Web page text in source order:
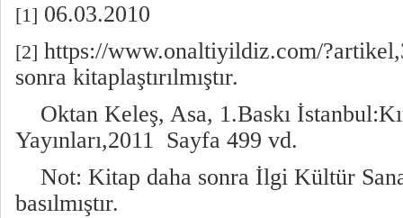
[1] 06.03.2010
[2] https://www.onaltiyildiz.com/
sonra kitaplaştırılmıştır.
Oktan Keleş, Asa, 1.Baskı
Yayınları,2011 Sayfa 499 vd.
Not: Kitap daha sonra İlgi Kültür
basılmıştır.